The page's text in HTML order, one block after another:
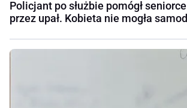
Policjant po służbie pomógł
przez upał. Kobieta nie mogła